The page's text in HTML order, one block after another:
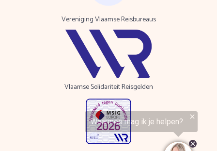
Vereniging Vlaamse Reisbureaus
Vlaamse Solidariteit Reisgelden